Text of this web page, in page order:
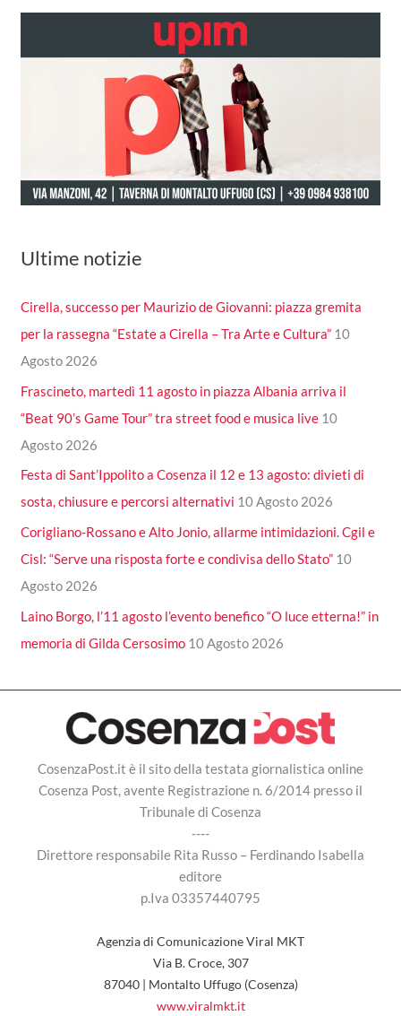
Ultime notizie
Cirella, successo per Maurizio de Giovanni: piazza gremita
per la rassegna “Estate a Cirella – Tra Arte e Cultura” 10
Agosto 2026
Frascineto, martedì 11 agosto in piazza Albania arriva il
“Beat 90’s Game Tour” tra street food e musica live 10
Agosto 2026
Festa di Sant’Ippolito a Cosenza il 12 e 13 agosto: divieti di
sosta, chiusure e percorsi alternativi 10 Agosto 2026
Corigliano-Rossano e Alto Jonio, allarme intimidazioni. Cgil e
Cisl: “Serve una risposta forte e condivisa dello Stato” 10
Agosto 2026
Laino Borgo, l’11 agosto l’evento benefico “O luce etterna!” in
memoria di Gilda Cersosimo 10 Agosto 2026
CosenzaPost.it è il sito della testata giornalistica online
Cosenza Post, avente Registrazione n. 6/2014 presso il
Tribunale di Cosenza
----
Direttore responsabile Rita Russo – Ferdinando Isabella
editore
p.Iva 03357440795
Agenzia di Comunicazione Viral MKT
Via B. Croce, 307
87040 | Montalto Uffugo (Cosenza)
www.viralmkt.it